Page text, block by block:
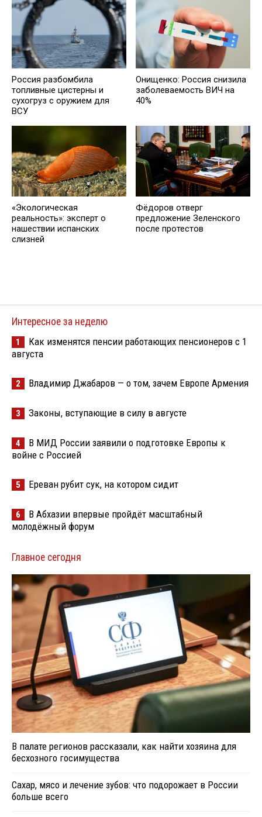
Россия разбомбила
топливные цистерны и
сухогруз с оружием для
ВСУ
Онищенко: Россия снизила
заболеваемость ВИЧ на
40%
«Экологическая
реальность»: эксперт о
нашествии испанских
слизней
Фёдоров отверг
предложение Зеленского
после протестов
Интересное за неделю
1
Как изменятся пенсии работающих пенсионеров с 1
августа
2 Владимир Джабаров — о том, зачем Европе Армения
3 Законы, вступающие в силу в августе
4
В МИД России заявили о подготовке Европы к
войне с Россией
5 Ереван рубит сук, на котором сидит
6
В Абхазии впервые пройдёт масштабный
молодёжный форум
Главное сегодня
В палате регионов рассказали, как найти хозяина для
бесхозного госимущества
Сахар, мясо и лечение зубов: что подорожает в России
больше всего